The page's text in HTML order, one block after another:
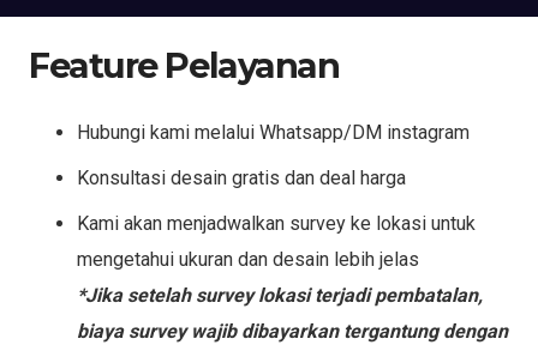
Feature Pelayanan
Hubungi kami melalui Whatsapp/DM instagram
Konsultasi desain gratis dan deal harga
Kami akan menjadwalkan survey ke lokasi untuk
mengetahui ukuran dan desain lebih jelas
*Jika setelah survey lokasi terjadi pembatalan,
biaya survey wajib dibayarkan tergantung dengan